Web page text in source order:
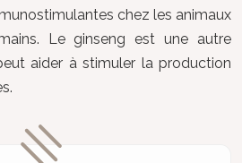
chez les animaux
Le ginseng est une autre
aider à stimuler la production